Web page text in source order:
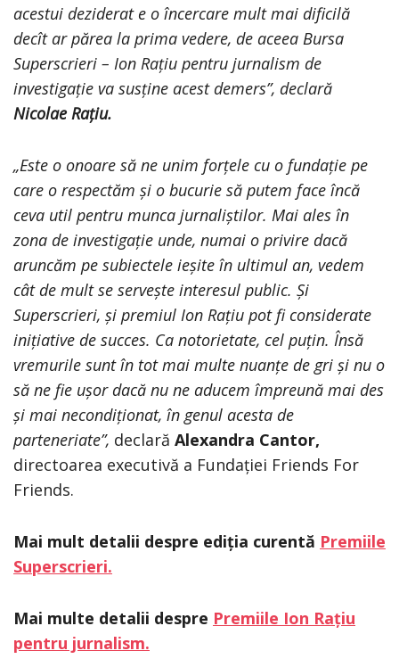
acestui deziderat e o încercare mult mai dificilă
decît ar părea la prima vedere, de aceea Bursa
Superscrieri – Ion Rațiu pentru jurnalism de
investigație va susține acest demers”, declară
Nicolae Rațiu.
„Este o onoare să ne unim forțele cu o fundație pe
care o respectăm și o bucurie să putem face încă
ceva util pentru munca jurnaliștilor. Mai ales în
zona de investigație unde, numai o privire dacă
aruncăm pe subiectele ieșite în ultimul an, vedem
cât de mult se servește interesul public. Și
Superscrieri, și premiul Ion Rațiu pot fi considerate
inițiative de succes. Ca notorietate, cel puțin. Însă
vremurile sunt în tot mai multe nuanțe de gri și nu o
să ne fie ușor dacă nu ne aducem împreună mai des
și mai necondiționat, în genul acesta de
parteneriate”, declară Alexandra Cantor,
directoarea executivă a Fundației Friends For
Friends.
Mai mult detalii despre ediția curentă Premiile
Superscrieri.
Mai multe detalii despre Premiile Ion Rațiu
pentru jurnalism.